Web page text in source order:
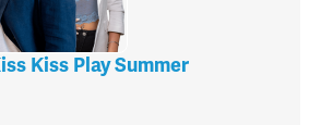
Kiss Play Summer